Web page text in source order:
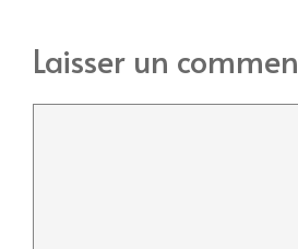
Laisser un